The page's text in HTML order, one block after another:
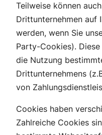
Teilweise können
Drittunternehmen auf
werden, wenn Sie
Party-Cookies).
die Nutzung
Drittunternehmens
von
Cookies haben
Zahlreiche Cookies